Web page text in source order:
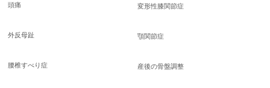
頭痛
外反母趾
腰椎すべり症
変形性膝関節症
顎関節症
産後の骨盤調整